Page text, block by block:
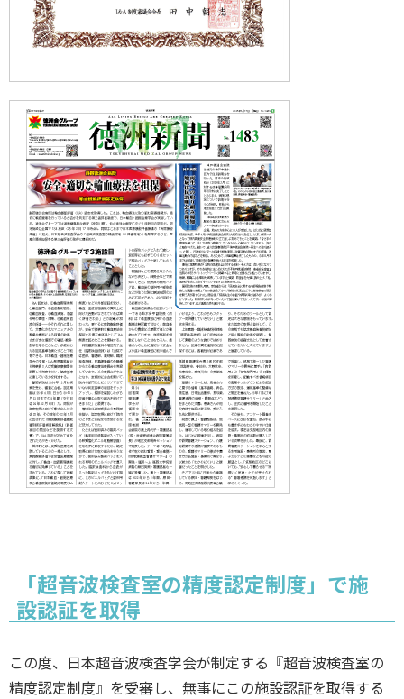
「超音波検査室の精度認定制度」で施
設認証を取得
この度、日本超音波検査学会が制定する『超音波検査室の
精度認定制度』を受審し、無事にこの施設認証を取得する